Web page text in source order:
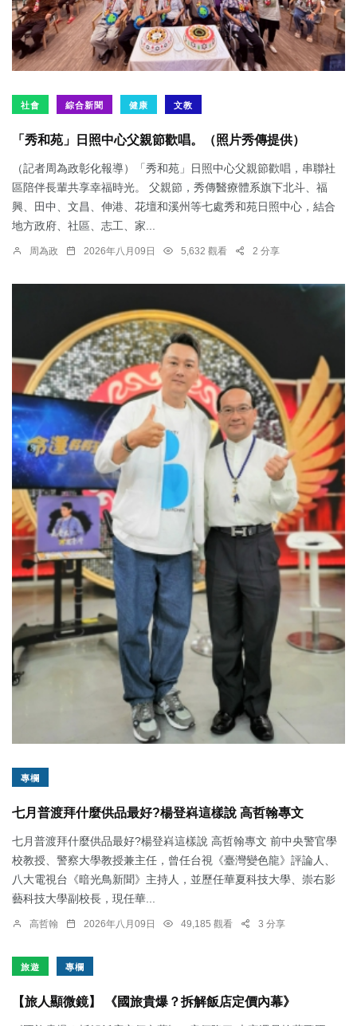
社會 綜合新聞 健康 文教
「秀和苑」日照中心父親節歡唱。（照片秀傳提供）
（記者周為政彰化報導）「秀和苑」日照中心父親節歡唱，串聯社
區陪伴長輩共享幸福時光。 父親節，秀傳醫療體系旗下北斗、福
興、田中、文昌、伸港、花壇和溪州等七處秀和苑日照中心，結合
地方政府、社區、志工、家...
周為政 2026年八月09日 5,632 觀看 2 分享
專欄
七月普渡拜什麼供品最好?楊登嵙這樣說 高哲翰專文
七月普渡拜什麼供品最好?楊登嵙這樣說 高哲翰專文 前中央警官學
校教授、警察大學教授兼主任，曾任台視《臺灣變色龍》評論人、
八大電視台《暗光鳥新聞》主持人，並歷任華夏科技大學、崇右影
藝科技大學副校長，現任華...
高哲翰 2026年八月09日 49,185 觀看 3 分享
旅遊 專欄
【旅人顯微鏡】 《國旅貴爆？拆解飯店定價內幕》